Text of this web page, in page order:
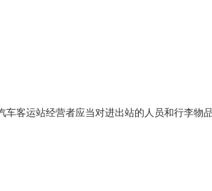
客运站经营者应当对进出站的人员和行李物